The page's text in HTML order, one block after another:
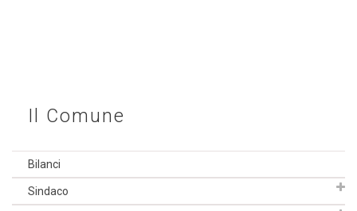
Il Comune
Bilanci
Sindaco